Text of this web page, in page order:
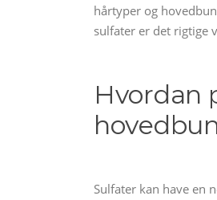
hårtyper og
sulfater er det rigtige
Hvordan
Sulfater kan have en